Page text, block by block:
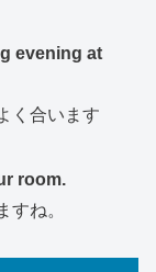
evening at
く合います
room.
すね。